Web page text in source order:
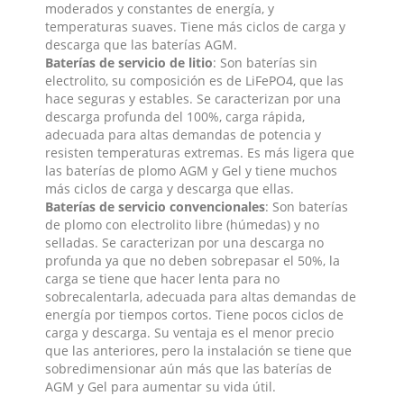
moderados y constantes de energía, y
temperaturas suaves. Tiene más ciclos de carga y
descarga que las baterías AGM.
Baterías de servicio de litio: Son baterías sin
electrolito, su composición es de LiFePO4, que las
hace seguras y estables. Se caracterizan por una
descarga profunda del 100%, carga rápida,
adecuada para altas demandas de potencia y
resisten temperaturas extremas. Es más ligera que
las baterías de plomo AGM y Gel y tiene muchos
más ciclos de carga y descarga que ellas.
Baterías de servicio convencionales: Son baterías
de plomo con electrolito libre (húmedas) y no
selladas. Se caracterizan por una descarga no
profunda ya que no deben sobrepasar el 50%, la
carga se tiene que hacer lenta para no
sobrecalentarla, adecuada para altas demandas de
energía por tiempos cortos. Tiene pocos ciclos de
carga y descarga. Su ventaja es el menor precio
que las anteriores, pero la instalación se tiene que
sobredimensionar aún más que las baterías de
AGM y Gel para aumentar su vida útil.